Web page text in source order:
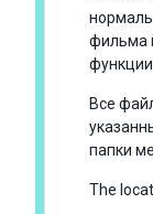
фильма
функции
Все
папки
The